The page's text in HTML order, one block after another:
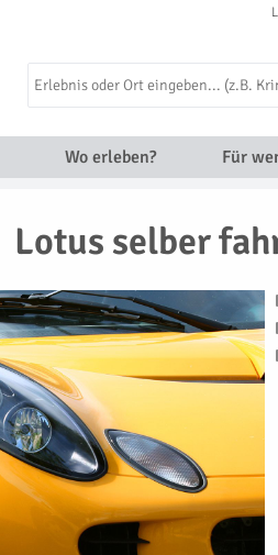
Wo erleben? Für
Lotus selber